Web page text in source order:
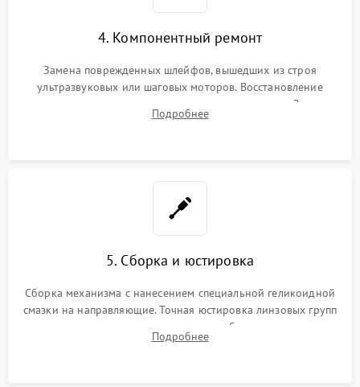
4. Компонентный ремонт
Замена поврежденных шлейфов, вышедших из строя
ультразвуковых или шаговых моторов. Восстановление
геометрии направляющих при заклинивании зума. Замена
неисправного блока диафрагмы, датчиков положения или
Подробнее
5. Сборка и юстировка
Сборка механизма с нанесением специальной геликоидной
смазки на направляющие. Точная юстировка линзовых групп
программным или механическим способом для устранения
бэк
Подробнее